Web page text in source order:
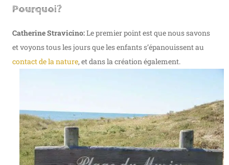
Pourquoi?
Catherine Stravicino:Le premier point est que nous savons
et voyons tous les jours que​ les enfants s’épanouissent au
contact de la nature, et dans la création également.